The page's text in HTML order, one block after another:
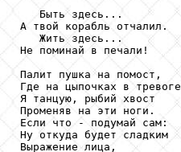
   Быть здесь...
А твой корабль отчалил.
   Жить здесь...
Не поминай в печали!
Палит пушка на помост,
Где на цыпочках в тревоге
Я танцую, рыбий хвост
Променяв на эти ноги.
Если что - подумай сам:
Ну откуда будет сладким
Выражение лица,